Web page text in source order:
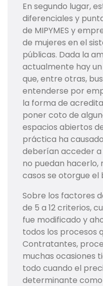
En segundo lugar,
diferenciales y
de MIPYMES y
de mujeres en el
públicas. Dada la
actualmente hay
que, entre otras,
entenderse por
la forma de
poner coto de
espacios abiertos
práctica ha
deberían acceder
no puedan hacerlo,
casos se otorgue
Sobre los factores
de 5 a 12 criterios,
fue modificado y
todos los procesos
Contratantes,
muchas ocasiones
todo cuando el
determinante